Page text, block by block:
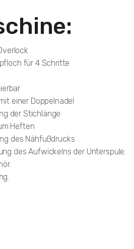
für 4 Schritte
einer Doppelnadel
der Stichlänge
Heften
des Nähfußdrucks
des Aufwickelns der Unterspule.